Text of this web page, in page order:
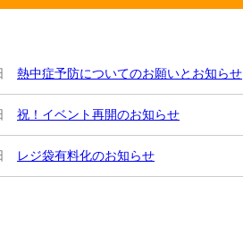
熱中症予防についてのお願いとお知らせ
祝！イベント再開のお知らせ
レジ袋有料化のお知らせ